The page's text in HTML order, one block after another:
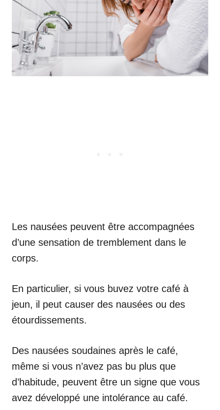
Les nausées peuvent être accompagnées
d’une sensation de tremblement dans le
corps.
En particulier, si vous buvez votre café à
jeun, il peut causer des nausées ou des
étourdissements.
Des nausées soudaines après le café,
même si vous n’avez pas bu plus que
d’habitude, peuvent être un signe que vous
avez développé une intolérance au café.